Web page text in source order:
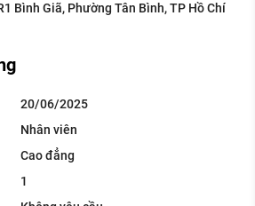
Bình Giã, Phường Tân Bình, TP Hồ Chí
20/06/2025
Nhân viên
Cao đẳng
1